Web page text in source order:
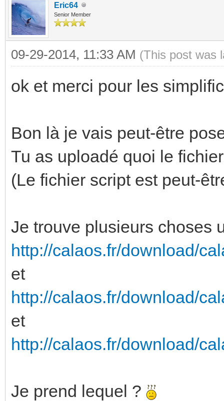
Eric64
Senior Member
09-29-2014, 11:33 AM (This post was
ok et merci pour les
Bon là je vais peut-être
Tu as uploadé quoi le
(Le fichier script est peut-
Je trouve plusieurs choses
http://calaos.fr/download/
et
http://calaos.fr/download/
et
http://calaos.fr/download/
Je prend lequel ?